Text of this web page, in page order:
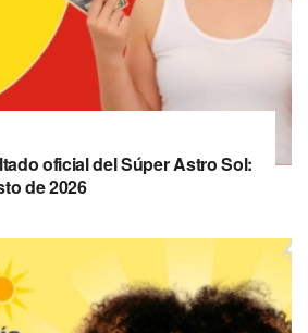
oficial del Súper Astro Sol:
de 2026